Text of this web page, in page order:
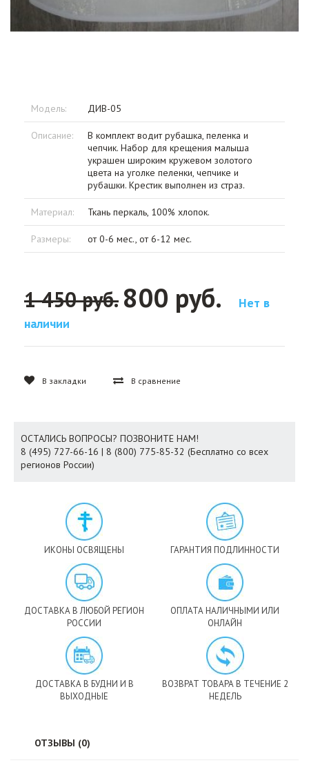
Модель: ДИВ-05
Описание:
В комплект водит рубашка, пеленка и
чепчик. Набор для крещения малыша
украшен широким кружевом золотого
цвета на уголке пеленки, чепчике и
рубашки. Крестик выполнен из страз.
Материал: Ткань перкаль, 100% хлопок.
Размеры: от 0-6 мес., от 6-12 мес.
1 450 руб. 800 руб.
Нет в
наличии
В закладки В сравнение
ОСТАЛИСЬ ВОПРОСЫ? ПОЗВОНИТЕ НАМ!
8 (495) 727-66-16 | 8 (800) 775-85-32 (Бесплатно со всех
регионов России)
ИКОНЫ ОСВЯЩЕНЫ ГАРАНТИЯ ПОДЛИННОСТИ
ДОСТАВКА В ЛЮБОЙ РЕГИОН
РОССИИ
ОПЛАТА НАЛИЧНЫМИ ИЛИ
ОНЛАЙН
ДОСТАВКА В БУДНИ И В
ВЫХОДНЫЕ
ВОЗВРАТ ТОВАРА В ТЕЧЕНИЕ 2
НЕДЕЛЬ
ОТЗЫВЫ (0)